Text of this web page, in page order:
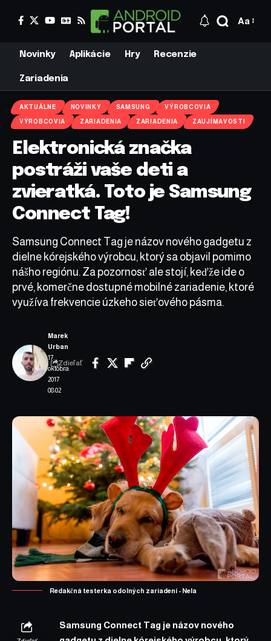
Aa
Novinky Aplikácie Hry Recenzie
Zariadenia
AKTUÁLNE NOVINKY SAMSUNG VÝROBCOVIA
VÝROBCOVIA ZARIADENIA ZARIADENIA ZAUJÍMAVOSTI
Elektronická značka
postráži vaše deti a
zvieratká. Toto je Samsung
Connect Tag!
Samsung Connect Tag je názov nového gadgetu z
dielne kórejského výrobcu, ktorý sa objavil pomimo
nášho regiónu. Za pozornosť ale stojí, keďže ide o
prvé, komerčne dostupné mobilné zariadenie, ktoré
využíva frekvencie úzkeho sieťového pásma.
17.
októbra
2017
08:02
Marek
Urban
Zdieľať
Redakčná testerka odolných zariadení - Nela
Samsung Connect Tag je názov nového